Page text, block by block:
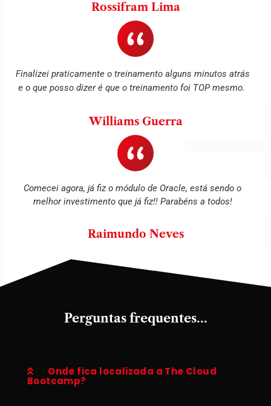
Rossifram Lima
Finalizei praticamente o treinamento alguns minutos atrás
e o que posso dizer é que o treinamento foi TOP mesmo.
Williams Guerra
Comecei agora, já fiz o módulo de Oracle, está sendo o
melhor investimento que já fiz!! Parabéns a todos!
Raimundo Neves
Perguntas frequentes…
Onde fica localizada a The Cloud
Bootcamp?